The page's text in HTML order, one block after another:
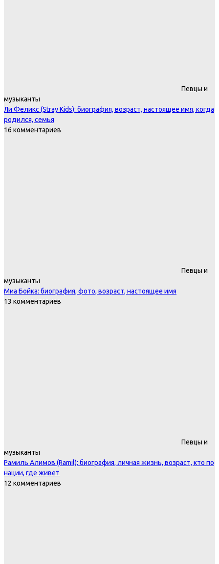
Певцы и
музыканты
Ли Феликс (Stray Kids): биография, возраст, настоящее имя, когда
родился, семья
16 комментариев
Певцы и
музыканты
Миа Бойка: биография, фото, возраст, настоящее имя
13 комментариев
Певцы и
музыканты
Рамиль Алимов (Ramil): биография, личная жизнь, возраст, кто по
нации, где живет
12 комментариев